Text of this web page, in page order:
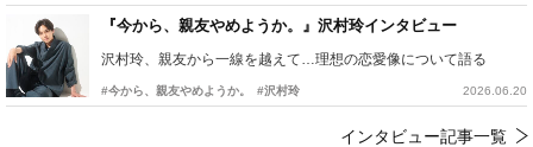
『今から、親友やめようか。』沢村玲インタビュー
沢村玲、親友から一線を越えて…理想の恋愛像について語る
#今から、親友やめようか。 #沢村玲 2026.06.20
インタビュー記事一覧